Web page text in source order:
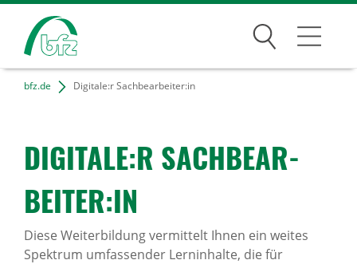
Suchen
Bildungsangebote
Karriere
Über uns
bfz.de Digitale:r Sachbearbeiter:in
DIGI­TALE:R SACH­BE­AR­
BEITER:IN
Diese Weiterbildung vermittelt Ihnen ein weites
Spektrum umfassender Lerninhalte, die für